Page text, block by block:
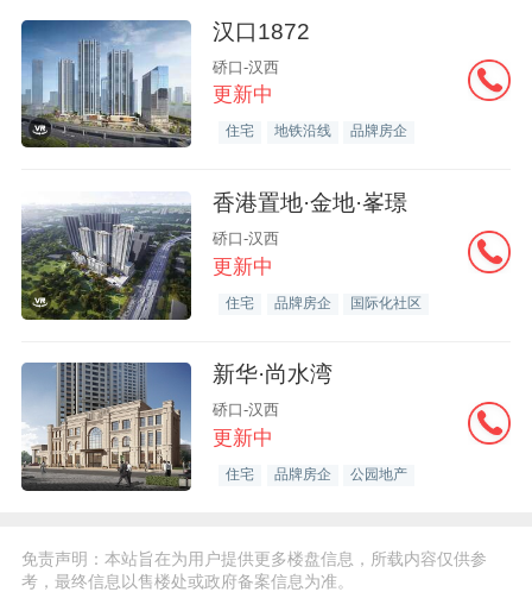
汉口1872
硚口-汉西
更新中
住宅 地铁沿线 品牌房企
香港置地·金地·峯璟
硚口-汉西
更新中
住宅 品牌房企 国际化社区
新华·尚水湾
硚口-汉西
更新中
住宅 品牌房企 公园地产
免责声明：本站旨在为用户提供更多楼盘信息，所载内容仅供参
考，最终信息以售楼处或政府备案信息为准。